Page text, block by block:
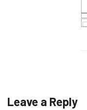
Leave a Reply